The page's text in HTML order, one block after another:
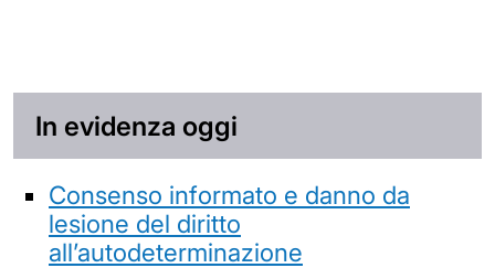
In evidenza oggi
Consenso informato e danno da
lesione del diritto
all’autodeterminazione